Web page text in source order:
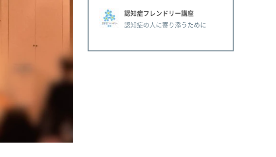
認知症フレンドリー講座
認知症の人に寄り添うために